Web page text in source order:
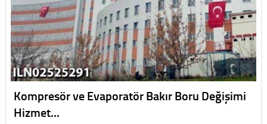
Kompresör ve Evaporatör Bakır Boru Değişimi
Hizmet…